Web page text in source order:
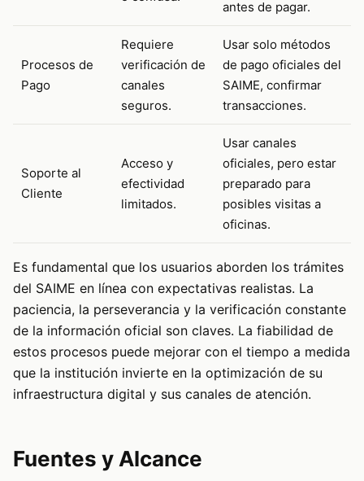
antes de pagar.
Procesos de
Pago
Requiere
verificación de
canales
seguros.
Usar solo métodos
de pago oficiales del
SAIME, confirmar
transacciones.
Soporte al
Cliente
Acceso y
efectividad
limitados.
Usar canales
oficiales, pero estar
preparado para
posibles visitas a
oficinas.
Es fundamental que los usuarios aborden los trámites
del SAIME en línea con expectativas realistas. La
paciencia, la perseverancia y la verificación constante
de la información oficial son claves. La fiabilidad de
estos procesos puede mejorar con el tiempo a medida
que la institución invierte en la optimización de su
infraestructura digital y sus canales de atención.
Fuentes y Alcance